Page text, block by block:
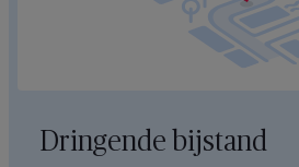
Dringende bijstand